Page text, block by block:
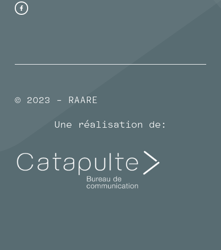
© 2023 - RAARE
Une réalisation de: